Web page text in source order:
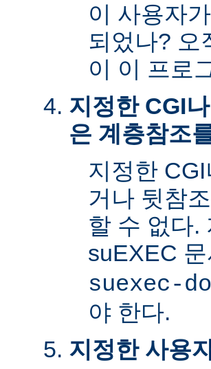
이 사용자
되었나? 오
이 이 프로
지정한 CGI
은 계층참조
지정한
거나 뒷참
할 수 없다.
suEXEC
suexec-
야 한다.
지정한 사용